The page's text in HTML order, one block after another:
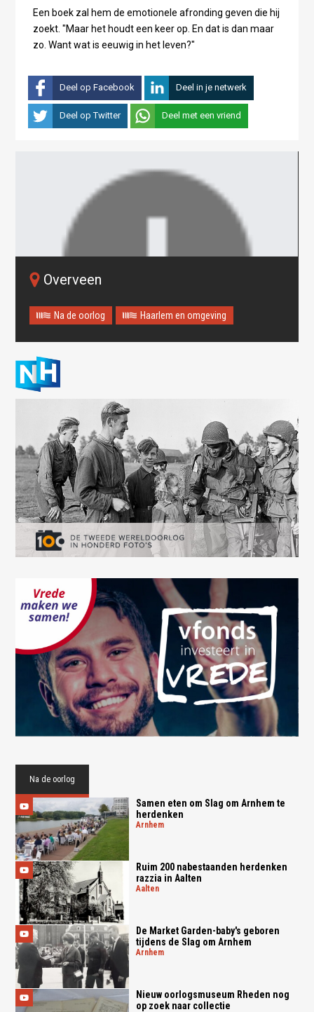
Een boek zal hem de emotionele afronding geven die hij
zoekt. "Maar het houdt een keer op. En dat is dan maar
zo. Want wat is eeuwig in het leven?"
Deel op Facebook Deel in je netwerk
Deel op Twitter Deel met een vriend
This page didn't load Google Maps correctly. See the
JavaScript console for technical details.
Overveen
Na de oorlog Haarlem en omgeving
Na de oorlog
Samen eten om Slag om Arnhem te
herdenken
arnhem
Ruim 200 nabestaanden herdenken
razzia in Aalten
aalten
De Market Garden-baby's geboren
tijdens de Slag om Arnhem
arnhem
Nieuw oorlogsmuseum Rheden nog
op zoek naar collectie